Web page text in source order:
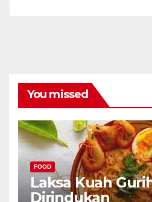
You missed
FOOD
Laksa Kuah
Dirindukan